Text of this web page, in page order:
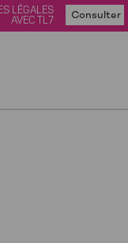
LÉGALES
AVEC TL7
Consulter